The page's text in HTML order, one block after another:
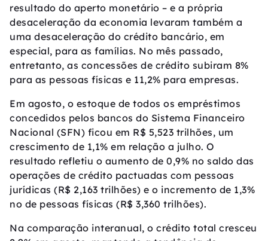
resultado do aperto monetário – e a própria
desaceleração da economia levaram também a
uma desaceleração do crédito bancário, em
especial, para as famílias. No mês passado,
entretanto, as concessões de crédito subiram 8%
para as pessoas físicas e 11,2% para empresas.
Em agosto, o estoque de todos os empréstimos
concedidos pelos bancos do Sistema Financeiro
Nacional (SFN) ficou em R$ 5,523 trilhões, um
crescimento de 1,1% em relação a julho. O
resultado refletiu o aumento de 0,9% no saldo das
operações de crédito pactuadas com pessoas
jurídicas (R$ 2,163 trilhões) e o incremento de 1,3%
no de pessoas físicas (R$ 3,360 trilhões).
Na comparação interanual, o crédito total cresceu